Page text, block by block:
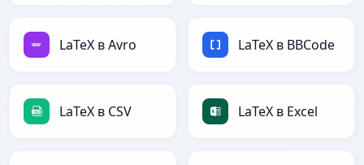
LaTeX в Avro LaTeX в BBCode
LaTeX в CSV LaTeX в Excel